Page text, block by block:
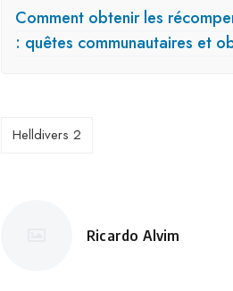
Comment obtenir les
: quêtes communautaires et
Helldivers 2
Posté
Ricardo Alvim